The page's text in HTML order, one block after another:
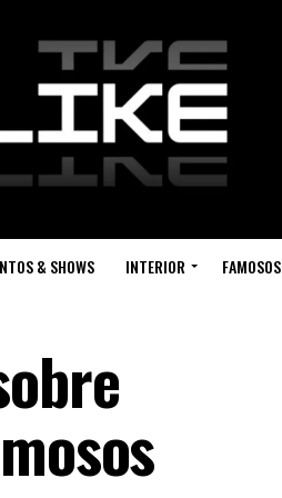
& SHOWS INTERIOR FAMOSOS